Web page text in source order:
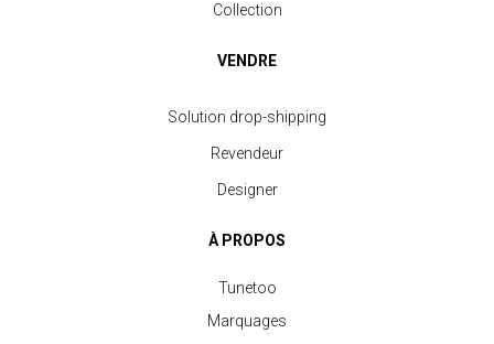
Collection
VENDRE
Solution drop-shipping
Revendeur
Designer
À PROPOS
Tunetoo
Marquages